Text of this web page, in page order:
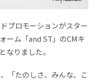
プロモーションがスター
ーム「and ST」のCMキ
なりました。
「たのしさ、みんな、こ